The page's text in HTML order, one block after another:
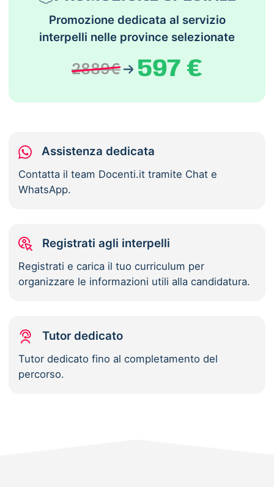
Promozione dedicata al servizio
interpelli nelle province selezionate
2889€ 597 €
Assistenza dedicata
Contatta il team Docenti.it tramite Chat e
WhatsApp.
Registrati agli interpelli
Registrati e carica il tuo curriculum per
organizzare le informazioni utili alla candidatura.
Tutor dedicato
Tutor dedicato fino al completamento del
percorso.